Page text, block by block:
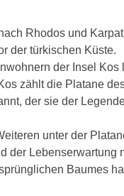
Rhodos und
der türkischen Küste.
der Insel
zählt die Platane
der sie der
unter der
der
Baumes